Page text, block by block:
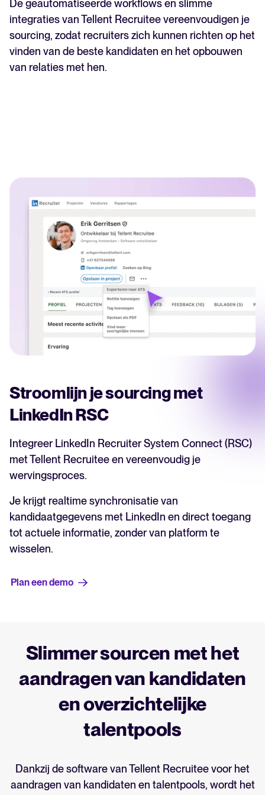
De geautomatiseerde workflows en slimme
integraties van Tellent Recruitee vereenvoudigen je
sourcing, zodat recruiters zich kunnen richten op het
vinden van de beste kandidaten en het opbouwen
van relaties met hen.
Stroomlijn je sourcing met
LinkedIn RSC
Integreer LinkedIn Recruiter System Connect (RSC)
met Tellent Recruitee en vereenvoudig je
wervingsproces.
Je krijgt realtime synchronisatie van
kandidaatgegevens met LinkedIn en direct toegang
tot actuele informatie, zonder van platform te
wisselen.
Plan een demo
Slimmer sourcen met het
aandragen van kandidaten
en overzichtelijke
talentpools
Dankzij de software van Tellent Recruitee voor het
aandragen van kandidaten en talentpools, wordt het